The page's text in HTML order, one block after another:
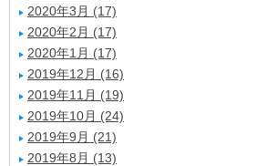
2020年3月 (17)
2020年2月 (17)
2020年1月 (17)
2019年12月 (16)
2019年11月 (19)
2019年10月 (24)
2019年9月 (21)
2019年8月 (13)